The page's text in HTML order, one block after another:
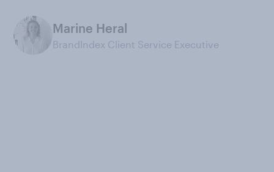
Marine Heral
BrandIndex Client Service Executive